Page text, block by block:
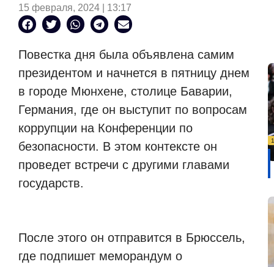
15 февраля, 2024 | 13:17
Повестка дня была объявлена самим
президентом и начнется в пятницу днем
в городе Мюнхене, столице Баварии,
Германия, где он выступит по вопросам
коррупции на Конференции по
безопасности. В этом контексте он
проведет встречи с другими главами
государств.
После этого он отправится в Брюссель,
где подпишет меморандум о